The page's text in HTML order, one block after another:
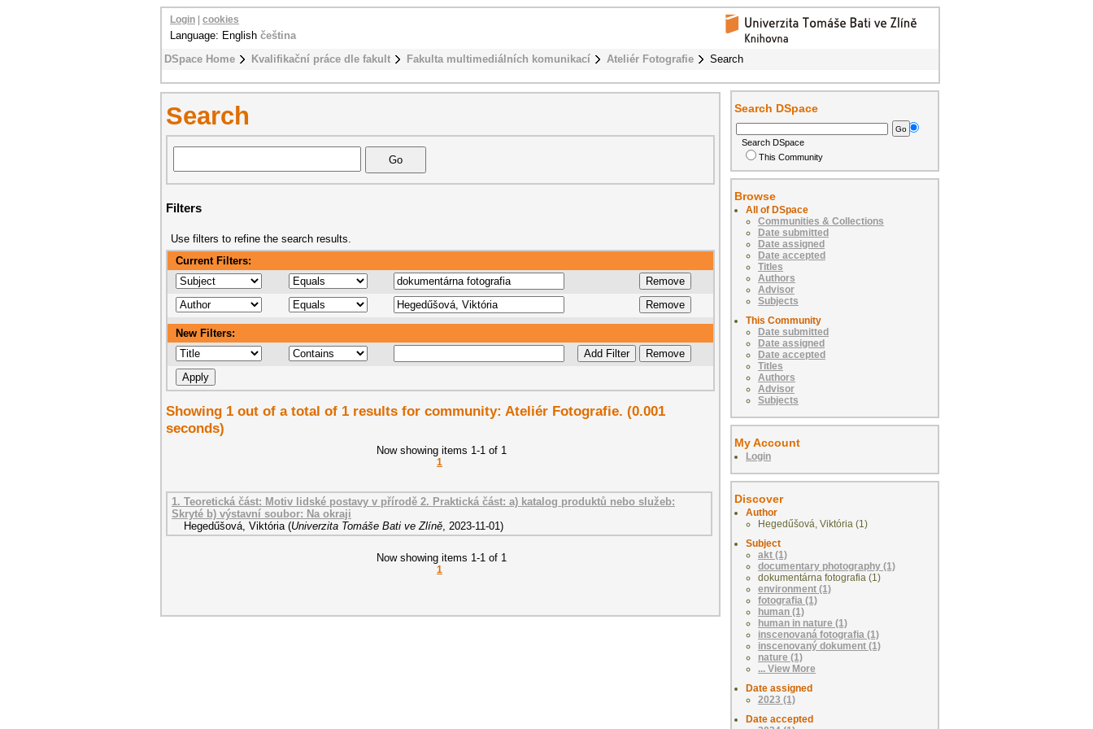
DSpace Home Kvalifikační práce dle fakult Fakulta multimediálních komunikací Ateliér Fotografie Search
Login cookies
Language: English čeština
Search
Filters
Use filters to refine the search results.
Current Filters:
New Filters:
Showing 1 out of a total of 1 results for community: Ateliér Fotografie. (0.001
seconds)
Now showing items 1-1 of 1
1
1. Teoretická část: Motiv lidské postavy v přírodě 2. Praktická část: a) katalog produktů nebo služeb:
Skryté b) výstavní soubor: Na okraji
Hegedűšová, Viktória (Univerzita Tomáše Bati ve Zlíně, 2023-11-01)
Now showing items 1-1 of 1
1
Search DSpace
Search DSpace
This Community
Browse
All of DSpace
Communities & Collections
Date submitted
Date assigned
Date accepted
Titles
Authors
Advisor
Subjects
This Community
Date submitted
Date assigned
Date accepted
Titles
Authors
Advisor
Subjects
My Account
Login
Discover
Author
Hegedűšová, Viktória (1)
Subject
akt (1)
documentary photography (1)
dokumentárna fotografia (1)
environment (1)
fotografia (1)
human (1)
human in nature (1)
inscenovaná fotografia (1)
inscenovaný dokument (1)
nature (1)
... View More
Date assigned
2023 (1)
Date accepted